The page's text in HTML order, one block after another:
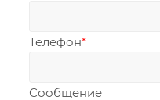
Телефон*
Сообщение